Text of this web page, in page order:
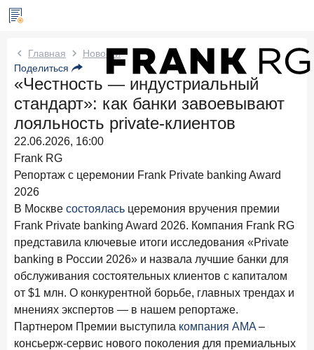
Новости Frank RG
Два дня назад ИССЛЕДОВАНИЕ
По итогам июля 2026 года объем выдач кредитов
составил 1 061,9 млрд руб.
4 августа 2026 года
Клиентский путь компании МСБ при смене
руководителя в банке обслуживания
24 июля 2026 года
Ипотека в России: итоги июня 2026 года в цифрах
22 июля 2026 года ИССЛЕДОВАНИЕ
Выгодные тарифы на брокерское обслуживание —
существенный фактор выбора брокера
Клиенты чаще всего узнают о сберегательных
продуктах из рекламы в интернете и на ТВ
Главная
Новости
Поделиться
«Честность — индустриальный
стандарт»: как банки завоевывают
лояльность private-клиентов
22.06.2026, 16:00
Frank RG
Репортаж с церемонии Frank Private banking Award
2026
В Москве состоялась церемония вручения премии
Frank Private banking Award 2026. Компания Frank RG
представила ключевые итоги исследования «Private
banking в России 2026» и назвала лучшие банки для
обслуживания состоятельных клиентов с капиталом
от $1 млн. О конкурентной борьбе, главных трендах и
мнениях экспертов — в нашем репортаже.
Партнером Премии выступила компания AMA –
консьерж-сервис нового поколения для премиальных